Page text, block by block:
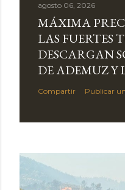
agosto 06, 2026
MÁXIMA
LAS FUERTES
DESCARGAN
DE ADEMUZ Y
Compartir Publicar